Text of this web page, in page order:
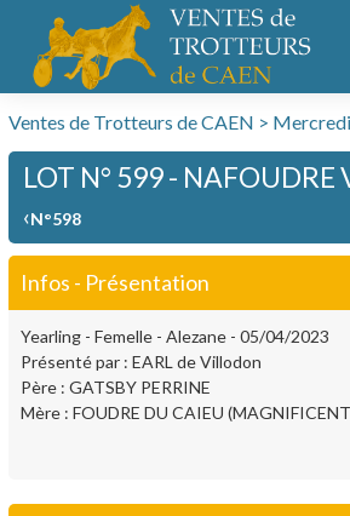
Ventes de Trotteurs de CAEN >
LOT N° 599 - NAFOUDRE
‹N°598
Infos - Présentation
Yearling - Femelle - Alezane - 05/04/2023
Présenté par : EARL de Villodon
Père : GATSBY PERRINE
Mère : FOUDRE DU CAIEU